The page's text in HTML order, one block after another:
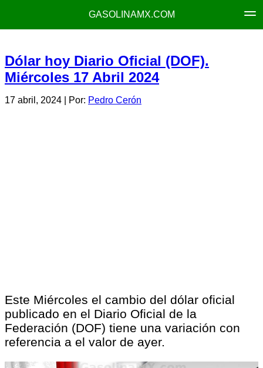
GASOLINAMX.COM
Dólar hoy Diario Oficial (DOF).
Miércoles 17 Abril 2024
17 abril, 2024 | Por: Pedro Cerón
Este Miércoles el cambio del dólar oficial
publicado en el Diario Oficial de la
Federación (DOF) tiene una variación con
referencia a el valor de ayer.